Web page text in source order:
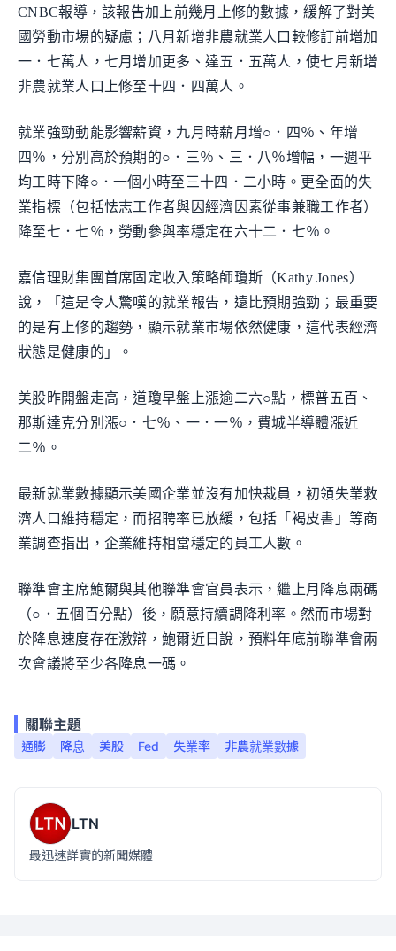
CNBC報導，該報告加上前幾月上修的數據，緩解了對美
國勞動市場的疑慮；八月新增非農就業人口較修訂前增加
一．七萬人，七月增加更多、達五．五萬人，使七月新增
非農就業人口上修至十四．四萬人。
就業強勁動能影響薪資，九月時薪月增○．四％、年增
四％，分別高於預期的○．三％、三．八％增幅，一週平
均工時下降○．一個小時至三十四．二小時。更全面的失
業指標（包括怯志工作者與因經濟因素從事兼職工作者）
降至七．七％，勞動參與率穩定在六十二．七％。
嘉信理財集團首席固定收入策略師瓊斯（Kathy Jones）
說，「這是令人驚嘆的就業報告，遠比預期強勁；最重要
的是有上修的趨勢，顯示就業市場依然健康，這代表經濟
狀態是健康的」。
美股昨開盤走高，道瓊早盤上漲逾二六○點，標普五百、
那斯達克分別漲○．七％、一．一％，費城半導體漲近
二％。
最新就業數據顯示美國企業並沒有加快裁員，初領失業救
濟人口維持穩定，而招聘率已放緩，包括「褐皮書」等商
業調查指出，企業維持相當穩定的員工人數。
聯準會主席鮑爾與其他聯準會官員表示，繼上月降息兩碼
（○．五個百分點）後，願意持續調降利率。然而市場對
於降息速度存在激辯，鮑爾近日說，預料年底前聯準會兩
次會議將至少各降息一碼。
關聯主題
通膨 降息 美股 Fed 失業率 非農就業數據
LTN
最迅速詳實的新聞媒體